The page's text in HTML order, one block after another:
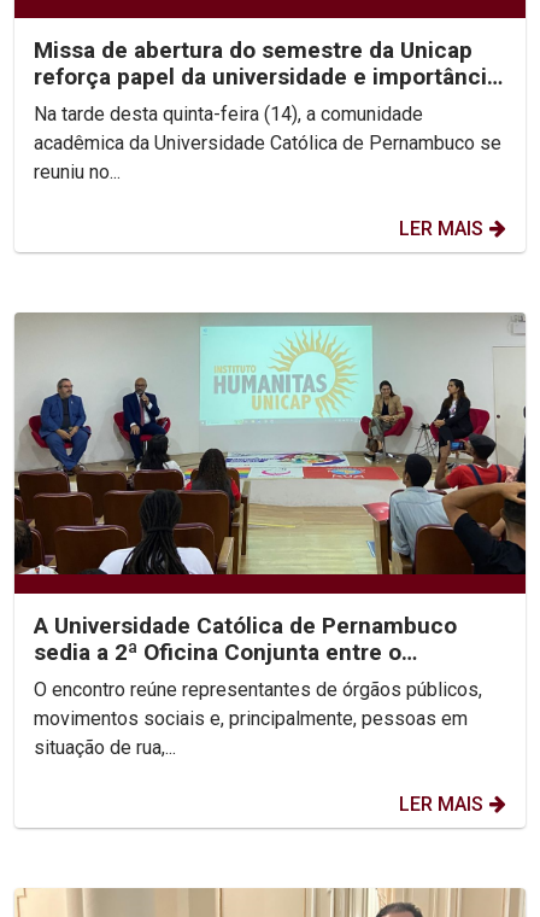
Missa de abertura do semestre da Unicap
reforça papel da universidade e importância
do perdão
Na tarde desta quinta-feira (14), a comunidade
acadêmica da Universidade Católica de Pernambuco se
reuniu no...
LER MAIS
A Universidade Católica de Pernambuco
sedia a 2ª Oficina Conjunta entre o
Ministério Público, a...
O encontro reúne representantes de órgãos públicos,
movimentos sociais e, principalmente, pessoas em
situação de rua,...
LER MAIS